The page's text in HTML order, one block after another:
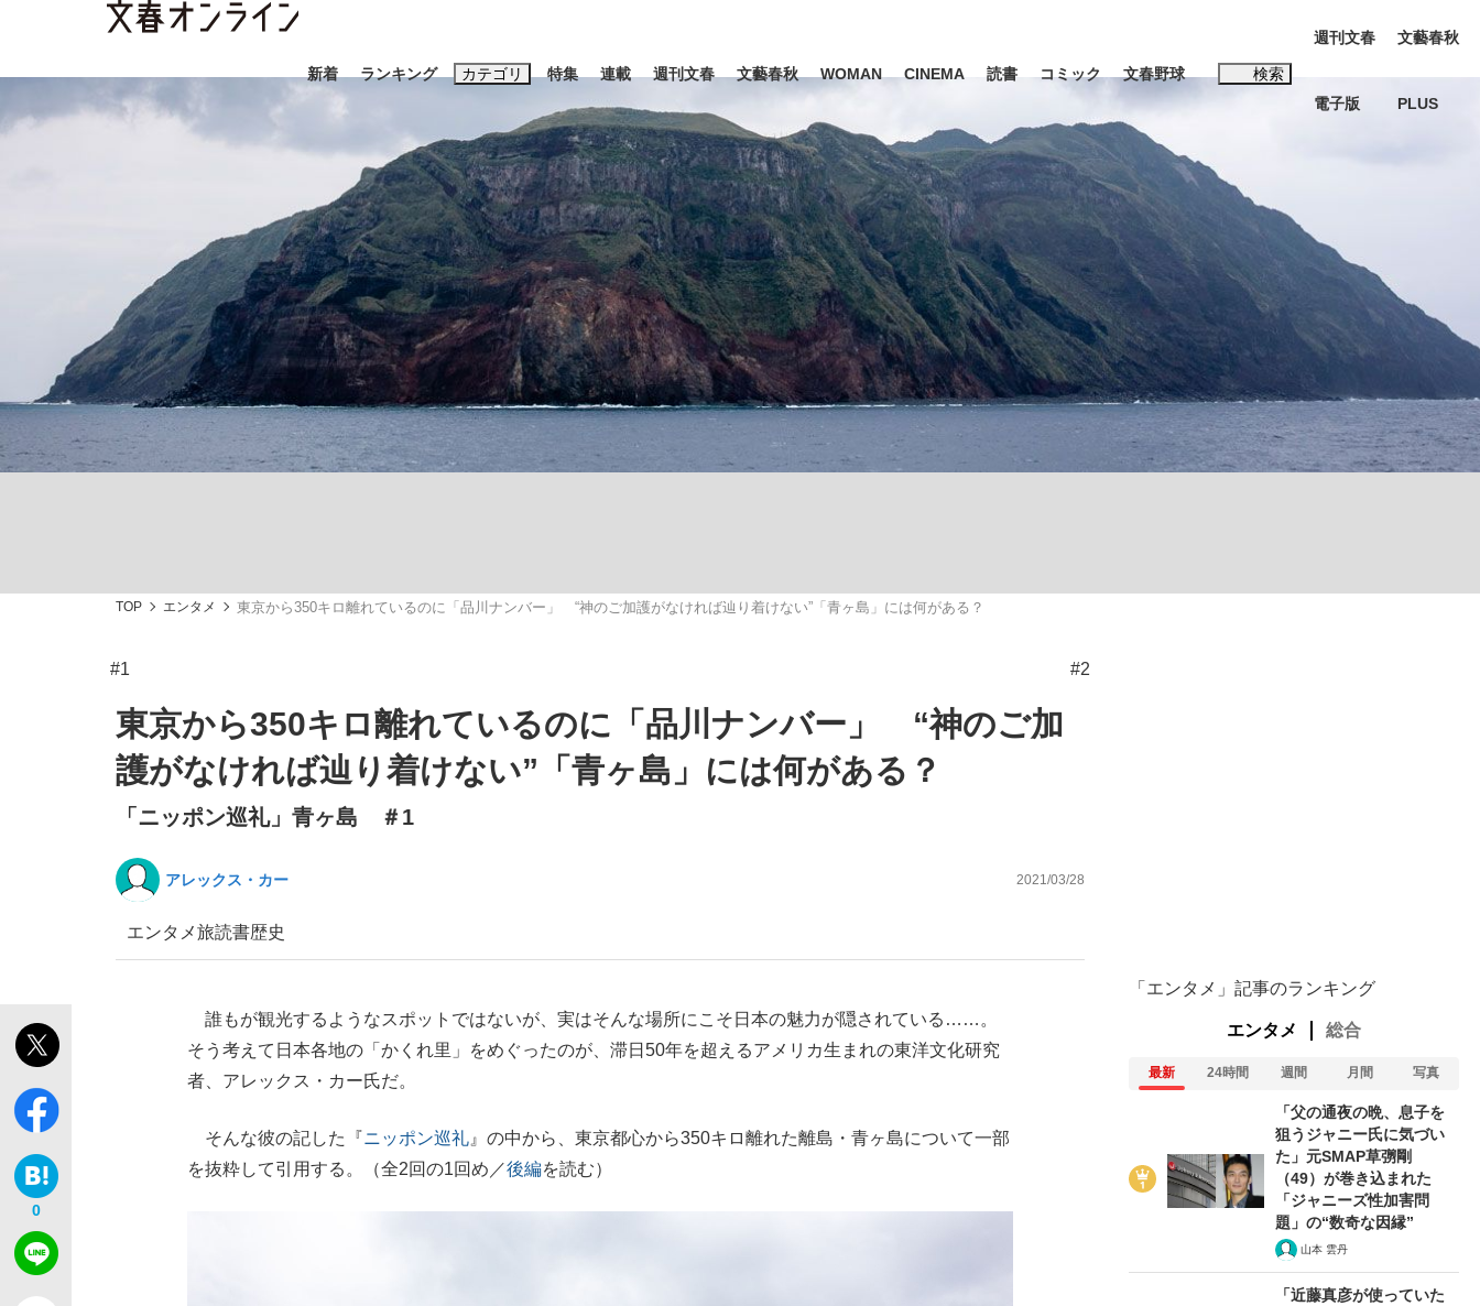
新着 ランキング カテゴリ
ニュース エンタメ ライフ ビジネス インタビュー
「90%は失敗する。でも…」本田圭佑が初めて明かした日本代表監督に... 「最悪の空気のまま解散」WBC日本代表“敗戦”の真実 選手が明かす...
「目標達成できなかったからと言って…」サッカー日本代表・森保一監督...
もっと見る
特集
終戦から81年
観る将棋、読む将棋
連載 週刊文春 文藝春秋 WOMAN CINEMA 読書 コミック 文春野球 検索
キーワード入力
おすすめのキーワードタグ一覧
#藤田晋 #三山凌輝 #高市早苗 #後藤真希 #森岡毅 #城彰二 #内田有紀
#松田聖子
#玉木雄一郎
#亀和田武
週刊文春
電子版
文藝春秋
PLUS
TOP エンタメ 東京から350キロ離れているのに「品川ナンバー」 “神のご加護がなければ辿り着けない”「青ヶ島」には何がある？
#1 #2
東京から350キロ離れているのに「品川ナンバー」 “神のご加
護がなければ辿り着けない”「青ヶ島」には何がある？
「ニッポン巡礼」青ヶ島 ＃1
アレックス・カー 2021/03/28
エンタメ旅読書歴史
0
誰もが観光するようなスポットではないが、実はそんな場所にこそ日本の魅力が隠されている……。
そう考えて日本各地の「かくれ里」をめぐったのが、滞日50年を超えるアメリカ生まれの東洋文化研究
者、アレックス・カー氏だ。
そんな彼の記した『ニッポン巡礼 』の中から、東京都心から350キロ離れた離島・青ヶ島について一部
を抜粋して引用する。（全2回の1回め／後編を読む）
「エンタメ」記事のランキング
エンタメ 総合
最新 24時間 週間 月間 写真
「父の通夜の晩、息子を
狙うジャニー氏に気づい
た」元SMAP草彅剛
（49）が巻き込まれた
「ジャニーズ性加害問
題」の“数奇な因縁”
山本 雲丹
「近藤真彦が使っていた